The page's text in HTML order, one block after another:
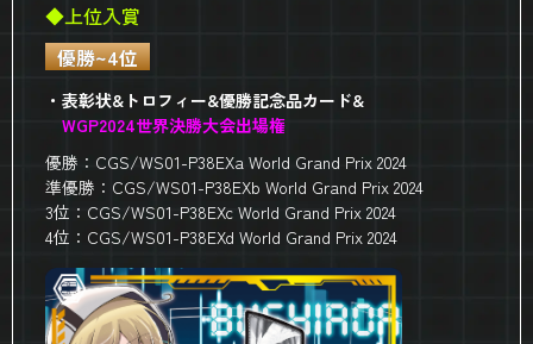
◆上位入賞
優勝~4位
・表彰状&トロフィー&優勝記念品カード&
WGP2024世界決勝大会出場権
優勝：CGS/WS01-P38EXa World Grand Prix 2024
準優勝：CGS/WS01-P38EXb World Grand Prix 2024
3位：CGS/WS01-P38EXc World Grand Prix 2024
4位：CGS/WS01-P38EXd World Grand Prix 2024